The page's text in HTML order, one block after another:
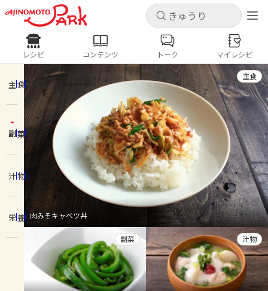
キャンセル
ログインするとレシピを保存できます
ログイン 新規登録
ホーム
コンテンツ
トーク
よくあるお問い合わせ
キャンセル
レシピ コンテンツ
人気の食材・レシピ
きゅうり なす トマト
とうもろこし
ピーマン
みょうが ゴーヤ
レシピ コンテンツ トーク マイレシピ
主食
副菜
汁物
栄養 肉みそキャベツ丼
主食
副菜 汁物